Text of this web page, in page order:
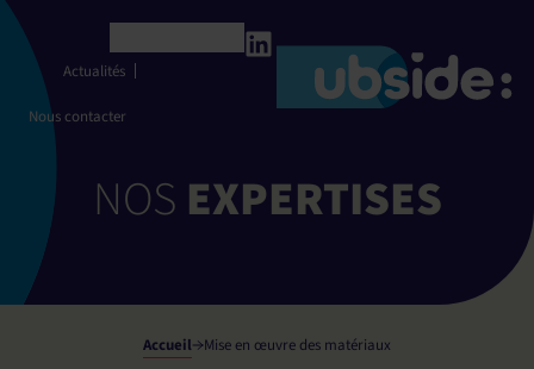
Actualités
Nous contacter
NOS EXPERTISES
Accueil Mise en œuvre des matériaux
Panneau de gestion des cookies